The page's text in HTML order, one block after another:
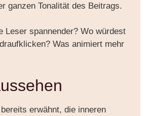
ganzen Tonalität des Beitrags.
Leser spannender? Wo würdest
Was animiert mehr
erwähnt, die inneren